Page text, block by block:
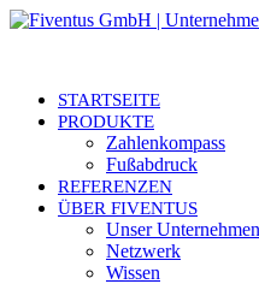
STARTSEITE
PRODUKTE
Zahlenkompass
Fußabdruck
REFERENZEN
ÜBER FIVENTUS
Unser Unternehmen
Netzwerk
Wissen